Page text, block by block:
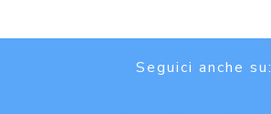
Seguici anche su: